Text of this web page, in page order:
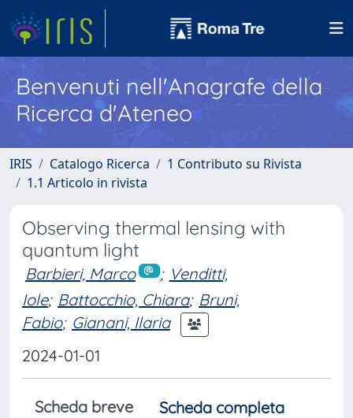
Benvenuti nell'Anagrafe della
Ricerca d'Ateneo
IRIS Catalogo Ricerca
1 Contributo su Rivista
1.1 Articolo in rivista
Observing thermal lensing with
quantum light
Barbieri, Marco ; Venditti,
Iole; Battocchio, Chiara; Bruni,
Fabio; Gianani, Ilaria
2024-01-01
Scheda breve
Scheda completa